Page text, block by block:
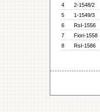
4
2-1548/2
5
1-1549/3
6
RsI-1556
7
Fiori-1558
8
RsI-1586